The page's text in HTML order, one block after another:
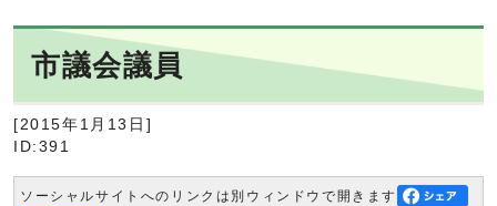
市議会議員
[2015年1月13日]
ID:391
ソーシャルサイトへのリンクは別ウィンドウで開きます